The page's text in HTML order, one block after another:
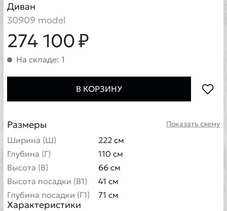
Диван
30909 model
274 100 ₽
На складе: 1
В КОРЗИНУ
Показать схему
Размеры
Ширина (Ш)
222 см
Глубина (Г)
110 см
Высота (В)
66 см
Высота посадки (В1)
41 см
Глубина посадки (Г1)
71 см
Характеристики